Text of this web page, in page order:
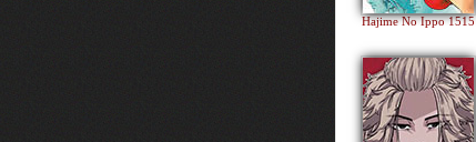
Hajime No Ippo 1515